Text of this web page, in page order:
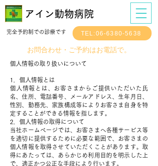
アイン動物病院
完全予約制での診療です TEL:06-6380-5638
​お問合わせ・ご予約はお電話で。
個人情報の取り扱いについて
1．個人情報とは
個人情報とは、お客さまからご提供いただいた氏
名、住所、電話番号、メールアドレス、生年月日、
性別、勤務先、家族構成等によりお客さま自身を特
定することができる情報を指します。
2．個人情報の取得について
当社ホームページでは、お客さまへ各種サービス等
を適切に提供するために必要な範囲で、お客さまの
個人情報を取得させていただくことがあります。取
得にあたっては、あらかじめ利用目的を明示した上
で、適正かつ公正な手段により行います。